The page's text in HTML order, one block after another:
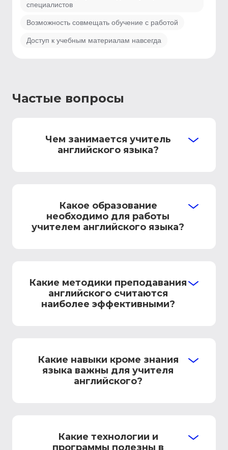
специалистов
Возможность совмещать обучение с работой
Доступ к учебным материалам навсегда
Частые вопросы
Чем занимается учитель
английского языка?
Какое образование
необходимо для работы
учителем английского языка?
Какие методики преподавания
английского считаются
наиболее эффективными?
Какие навыки кроме знания
языка важны для учителя
английского?
Какие технологии и
программы полезны в